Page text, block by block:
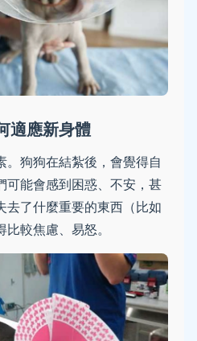
適應新身體
。狗狗在結紮後，會覺得自
可能會感到困惑、不安，甚
去了什麼重要的東西（比如
較焦慮、易怒。